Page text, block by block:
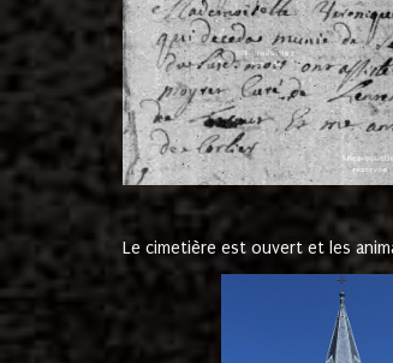
Le cimetière est ouvert et les